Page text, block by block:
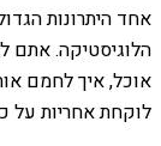
אחד היתרונות
הלוגיסטיקה. אתם
אוכל, איך לחמם
לוקחת אחריות על